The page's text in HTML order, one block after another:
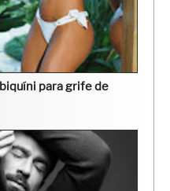
para grife de